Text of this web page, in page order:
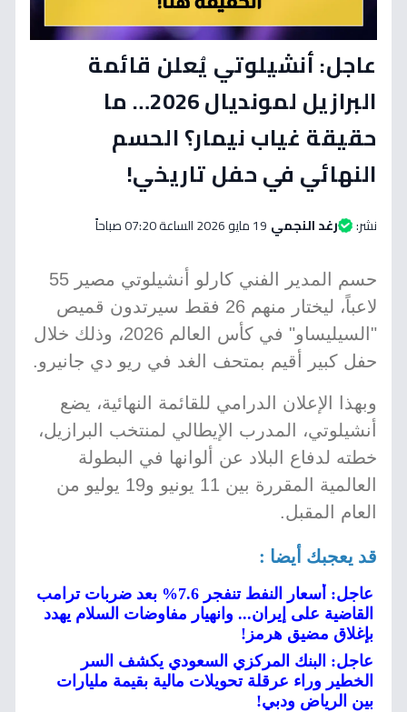
عاجل: أنشيلوتي يُعلن قائمة
البرازيل لمونديال 2026… ما
حقيقة غياب نيمار؟ الحسم
النهائي في حفل تاريخي!
نشر: رغد النجمي 19 مايو 2026 الساعة 07:20 صباحاً
حسم المدير الفني كارلو أنشيلوتي مصير 55
لاعباً، ليختار منهم 26 فقط سيرتدون قميص
"السيليساو" في كأس العالم 2026، وذلك خلال
حفل كبير أقيم بمتحف الغد في ريو دي جانيرو.
وبهذا الإعلان الدرامي للقائمة النهائية، يضع
أنشيلوتي، المدرب الإيطالي لمنتخب البرازيل،
خطته لدفاع البلاد عن ألوانها في البطولة
العالمية المقررة بين 11 يونيو و19 يوليو من
العام المقبل.
قد يعجبك أيضا :
عاجل: أسعار النفط تنفجر 7.6% بعد ضربات ترامب
القاضية على إيران... وانهيار مفاوضات السلام يهدد
بإغلاق مضيق هرمز!
عاجل: البنك المركزي السعودي يكشف السر
الخطير وراء عرقلة تحويلات مالية بقيمة مليارات
بين الرياض ودبي!